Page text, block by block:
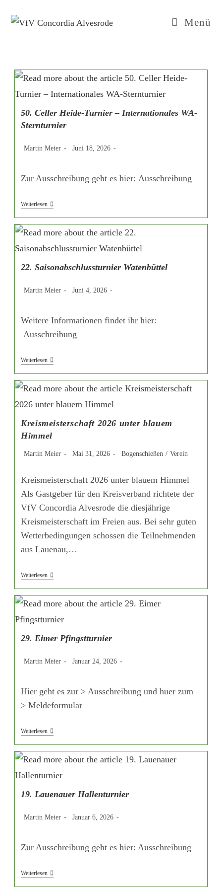
Inhalt
Menü
50. Celler Heide-Turnier – Internationales WA-
Sternturnier
Beitrags-
Martin Meier
Beitrag
Juni 18, 2026
Zur Ausschreibung geht es hier: Ausschreibung
Weiterlesen50.
Heide-
Turnier
–
Internationales
WA-
22. Saisonabschlussturnier Watenbüttel
Beitrags-
Martin Meier
Beitrag
Juni 4, 2026
Weitere Informationen findet ihr hier:
Ausschreibung
Weiterlesen22.
Watenbüttel
Kreismeisterschaft 2026 unter blauem
Himmel
Beitrags-
Martin Meier
Beitrag
Mai 31, 2026
Beitrags-
Bogenschießen / Verein
Kreismeisterschaft 2026 unter blauem Himmel
Als Gastgeber für den Kreisverband richtete der
VfV Concordia Alvesrode die diesjährige
Kreismeisterschaft im Freien aus. Bei sehr guten
Wetterbedingungen schossen die Teilnehmenden
aus Lauenau,…
WeiterlesenKreismeisterschaft
Unter
Blauem
Himmel
29. Eimer Pfingstturnier
Beitrags-
Martin Meier
Beitrag
Januar 24, 2026
Hier geht es zur > Ausschreibung und huer zum
> Meldeformular
Weiterlesen29.
Pfingstturnier
19. Lauenauer Hallenturnier
Beitrags-
Martin Meier
Beitrag
Januar 6, 2026
Zur Ausschreibung geht es hier: Ausschreibung
Weiterlesen19.